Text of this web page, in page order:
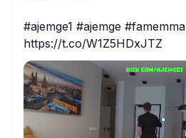
#ajemge1 #ajemge
https://t.co/W1Z5HDxJTZ